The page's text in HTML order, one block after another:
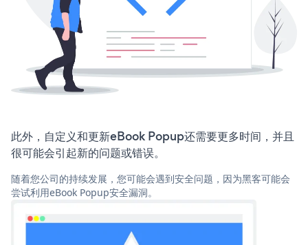
此外，自定义和更新eBook Popup还需要更多时间，并且
很可能会引起新的问题或错误。
随着您公司的持续发展，您可能会遇到安全问题，因为黑客可能会
尝试利用eBook Popup安全漏洞。